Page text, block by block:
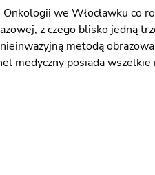
we Włocławku co
z czego blisko jedną
metodą
medyczny posiada